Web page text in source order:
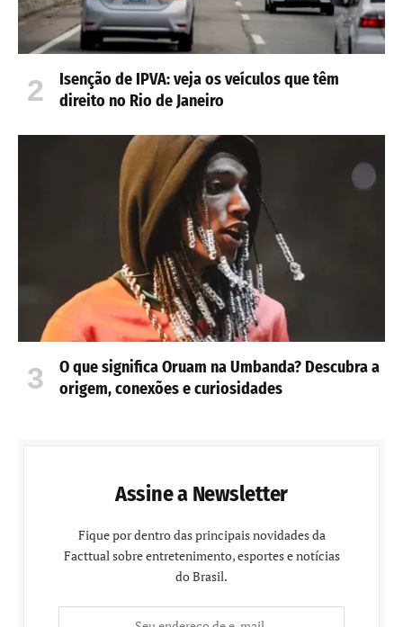
Isenção de IPVA: veja os veículos que têm
direito no Rio de Janeiro
O que significa Oruam na Umbanda? Descubra a
origem, conexões e curiosidades
Assine a Newsletter
Fique por dentro das principais novidades da
Facttual sobre entretenimento, esportes e notícias
do Brasil.